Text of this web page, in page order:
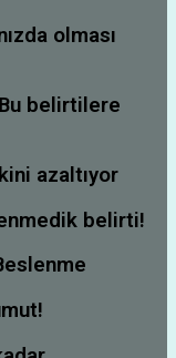
olması
belirtilere
azaltıyor
belirti!